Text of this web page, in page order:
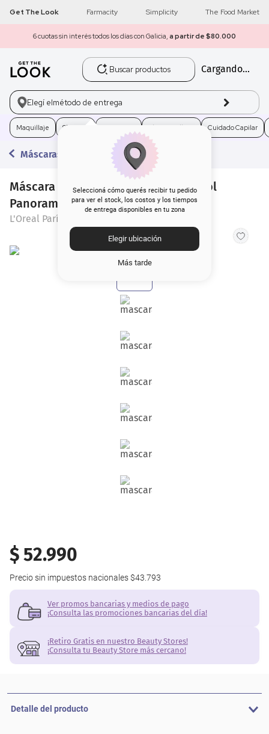
Get The Look Farmacity Simplicity The Food Market
6 cuotas sin interés todos los días con Galicia, a partir de $80.000
Buscar productos
Cargando...
Elegí elmétodo de entrega
Seleccioná cómo querés recibir tu pedido
para ver el stock, los costos y los tiempos
de entrega disponibles en tu zona
Elegir ubicación
Más tarde
Maquillaje Skincare Electro Belleza Cuidado Capilar
Máscaras de Pestañas
Máscara de Pestañas L'Oréal París Vol
Panorama Black x 9,9 ml
L'Oreal París
$52.990
Precio sin impuestos nacionales $43.793
Ver promos bancarias y medios de pago
¡Consulta las promociones bancarias del día!
¡Retiro Gratis en nuestro Beauty Stores!
¡Consulta tu Beauty Store más cercano!
Detalle del producto
1 get the look
2 máscara pestañas
loreal
4. brochas
5. corrector
6 . rubor